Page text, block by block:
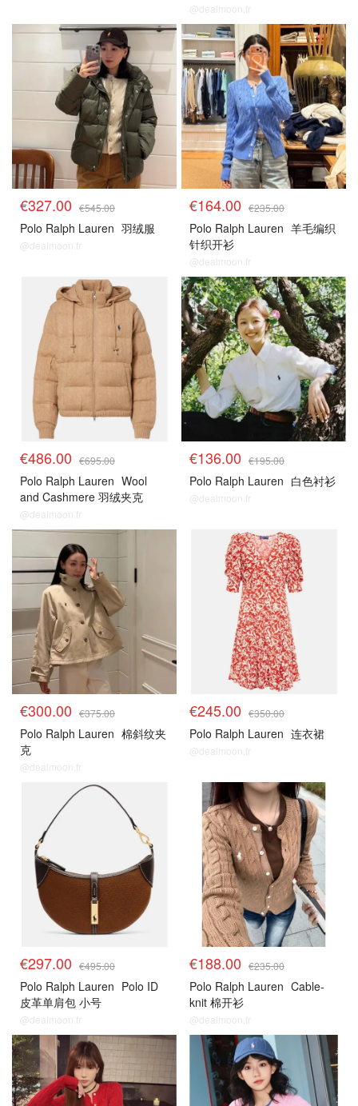
@dealmoon.fr
€327.00 €545.00
Polo Ralph Lauren 羽绒服
@dealmoon.fr
€164.00 €235.00
Polo Ralph Lauren 羊毛编织
针织开衫
@dealmoon.fr
€486.00 €695.00
Polo Ralph Lauren Wool
and Cashmere 羽绒夹克
@dealmoon.fr
€136.00 €195.00
Polo Ralph Lauren 白色衬衫
@dealmoon.fr
€300.00 €375.00
Polo Ralph Lauren 棉斜纹夹
克
@dealmoon.fr
€245.00 €350.00
Polo Ralph Lauren 连衣裙
@dealmoon.fr
€297.00 €495.00
Polo Ralph Lauren Polo ID
皮革单肩包 小号
@dealmoon.fr
€188.00 €235.00
Polo Ralph Lauren Cable-
knit 棉开衫
@dealmoon.fr